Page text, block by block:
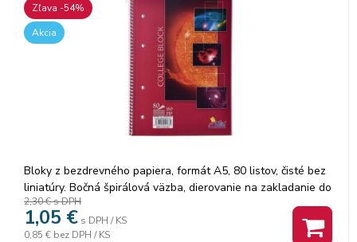
Zľava -54%
Akcia
Bloky z bezdrevného papiera, formát A5, 80 listov, čisté bez
liniatúry. Bočná špirálová väzba, dierovanie na zakladanie do
karisblokov, jednotlivé ...
2,30 €s DPH
1,05 € s DPH / KS
0,85 € bez DPH / KS